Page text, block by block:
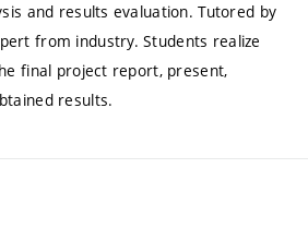
and results evaluation. Tutored by
from industry. Students realize
final project report, present,
results.